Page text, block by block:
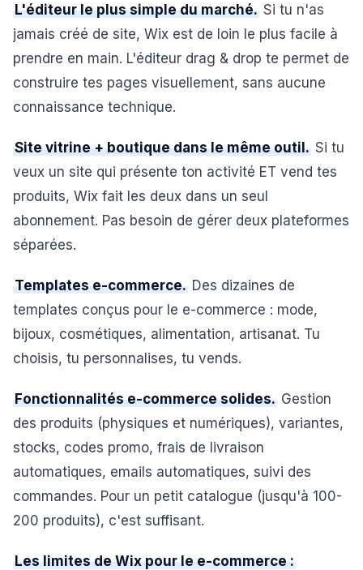
L'éditeur le plus simple du marché. Si tu n'as
jamais créé de site, Wix est de loin le plus facile à
prendre en main. L'éditeur drag & drop te permet de
construire tes pages visuellement, sans aucune
connaissance technique.
Site vitrine + boutique dans le même outil. Si tu
veux un site qui présente ton activité ET vend tes
produits, Wix fait les deux dans un seul
abonnement. Pas besoin de gérer deux plateformes
séparées.
Templates e-commerce. Des dizaines de
templates conçus pour le e-commerce : mode,
bijoux, cosmétiques, alimentation, artisanat. Tu
choisis, tu personnalises, tu vends.
Fonctionnalités e-commerce solides. Gestion
des produits (physiques et numériques), variantes,
stocks, codes promo, frais de livraison
automatiques, emails automatiques, suivi des
commandes. Pour un petit catalogue (jusqu'à 100-
200 produits), c'est suffisant.
Les limites de Wix pour le e-commerce :